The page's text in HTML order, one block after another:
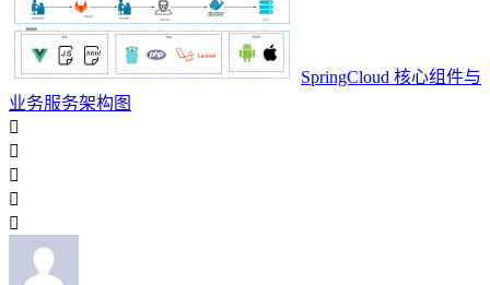
SpringCloud 核心组件与
业务服务架构图




